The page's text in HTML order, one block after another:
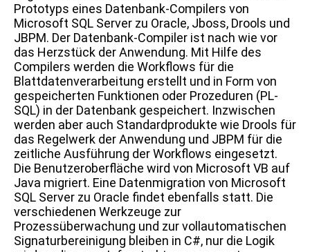
Prototyps eines Datenbank-Compilers von
Microsoft SQL Server zu Oracle, Jboss, Drools und
JBPM. Der Datenbank-Compiler ist nach wie vor
das Herzstück der Anwendung. Mit Hilfe des
Compilers werden die Workflows für die
Blattdatenverarbeitung erstellt und in Form von
gespeicherten Funktionen oder Prozeduren (PL-
SQL) in der Datenbank gespeichert. Inzwischen
werden aber auch Standardprodukte wie Drools für
das Regelwerk der Anwendung und JBPM für die
zeitliche Ausführung der Workflows eingesetzt.
Die Benutzeroberfläche wird von Microsoft VB auf
Java migriert. Eine Datenmigration von Microsoft
SQL Server zu Oracle findet ebenfalls statt. Die
verschiedenen Werkzeuge zur
Prozessüberwachung und zur vollautomatischen
Signaturbereinigung bleiben in C#, nur die Logik